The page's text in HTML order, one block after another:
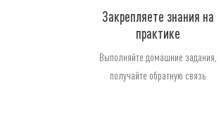
Закрепляете знания на
практике
Выполняйте домашние задания,
получайте обратную связь